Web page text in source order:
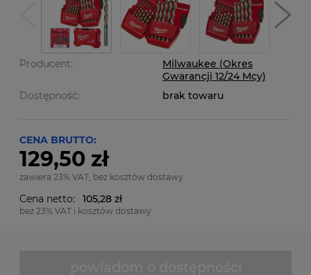
Producent:
Milwaukee (Okres
Gwarancji 12/24 Mcy)
Dostępność:
brak towaru
CENA BRUTTO:
129,50 zł
zawiera 23% VAT, bez kosztów dostawy
Cena netto: 105,28 zł
bez 23% VAT i kosztów dostawy